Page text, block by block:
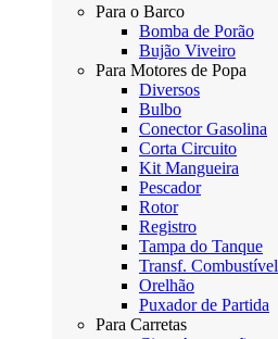
Para o Barco
Bomba de Porão
Bujão Viveiro
Para Motores de Popa
Diversos
Bulbo
Conector Gasolina
Corta Circuito
Kit Mangueira
Pescador
Rotor
Registro
Tampa do Tanque
Transf. Combustível
Orelhão
Puxador de Partida
Para Carretas